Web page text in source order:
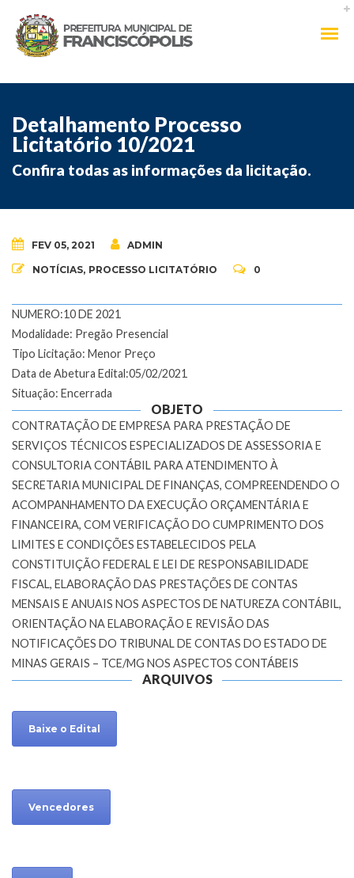
Detalhamento Processo
Licitatório 10/2021
Confira todas as informações da licitação.
FEV 05, 2021 ADMIN
NOTÍCIAS, PROCESSO LICITATÓRIO 0
NUMERO:10 DE 2021
Modalidade: Pregão Presencial
Tipo Licitação: Menor Preço
Data de Abetura Edital:05/02/2021
Situação: Encerrada
OBJETO
CONTRATAÇÃO DE EMPRESA PARA PRESTAÇÃO DE
SERVIÇOS TÉCNICOS ESPECIALIZADOS DE ASSESSORIA E
CONSULTORIA CONTÁBIL PARA ATENDIMENTO À
SECRETARIA MUNICIPAL DE FINANÇAS, COMPREENDENDO O
ACOMPANHAMENTO DA EXECUÇÃO ORÇAMENTÁRIA E
FINANCEIRA, COM VERIFICAÇÃO DO CUMPRIMENTO DOS
LIMITES E CONDIÇÕES ESTABELECIDOS PELA
CONSTITUIÇÃO FEDERAL E LEI DE RESPONSABILIDADE
FISCAL, ELABORAÇÃO DAS PRESTAÇÕES DE CONTAS
MENSAIS E ANUAIS NOS ASPECTOS DE NATUREZA CONTÁBIL,
ORIENTAÇÃO NA ELABORAÇÃO E REVISÃO DAS
NOTIFICAÇÕES DO TRIBUNAL DE CONTAS DO ESTADO DE
MINAS GERAIS – TCE/MG NOS ASPECTOS CONTÁBEIS
ARQUIVOS
Baixe o Edital
Vencedores